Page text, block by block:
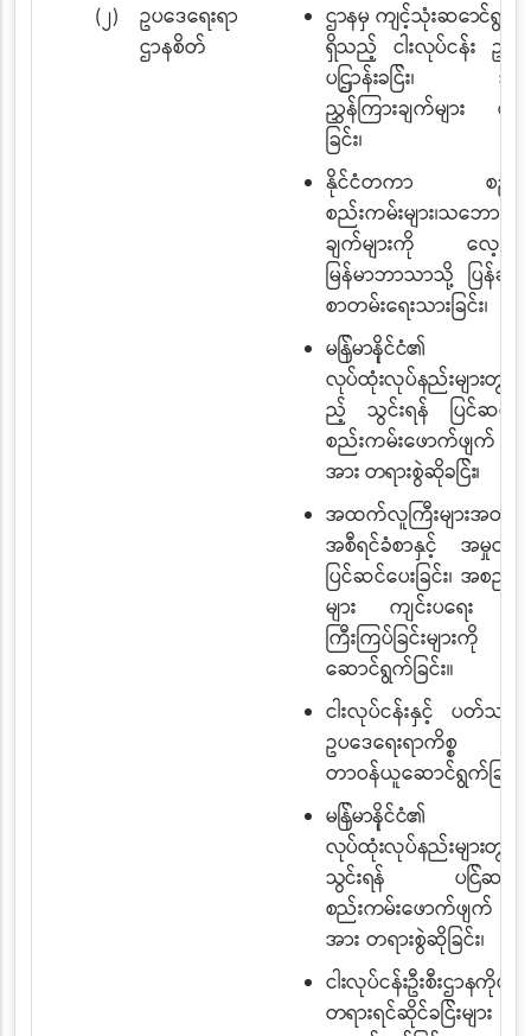
(၂)
ဥပဒေရေးရာ
ဌာနစိတ်
ဌာနမှ ကျင့်သုံးဆောင်ရွ
ရှိသည့် ငါးလုပ်ငန်း ဥပဒေ
ပြဌာန်းခြင်း၊ အမိန့်
ညွှန်ကြားချက်များ ထု
ခြင်း၊
နိုင်ငံတကာ စည်းမ
စည်းကမ်းများ၊သဘော
ချက်များကို လေ့လာခ
မြန်မာဘာသာသို့ ပြန်ဆို ခ
စာတမ်းရေးသားခြင်း၊
မြန်မာနိုင်ငံ၏ ဥ
လုပ်ထုံးလုပ်နည်းများ
ည့်သွင်းရန် ပြင်ဆင်ခြ
စည်းကမ်းဖောက်ဖျက် သူ
အား တရားစွဲဆိုခြင်း၊
အထက်လူကြီးများအတွက်
အစီရင်ခံစာနှင့် အမှုတွဲ
ပြင်ဆင်ပေးခြင်း၊ အစည်း
များ ကျင်းပရေး
ကြီးကြပ်ခြင်းများကို
ဆောင်ရွက်ခြင်း။
ငါးလုပ်ငန်းနှင့် ပတ်သ
ဥပဒေရေးရာကိစ္စ မျာ
တာဝန်ယူဆောင်ရွက်ခြင်း၊
မြန်မာနိုင်ငံ၏ ဥ
လုပ်ထုံးလုပ်နည်းများတွ
သွင်းရန် ပြင်ဆင်ခြင်
စည်းကမ်းဖောက်ဖျက် သူ
အား တရားစွဲဆိုခြင်း၊
ငါးလုပ်ငန်းဦးစီးဌာနကိုယ်စ
တရားရင်ဆိုင်ခြင်းများ